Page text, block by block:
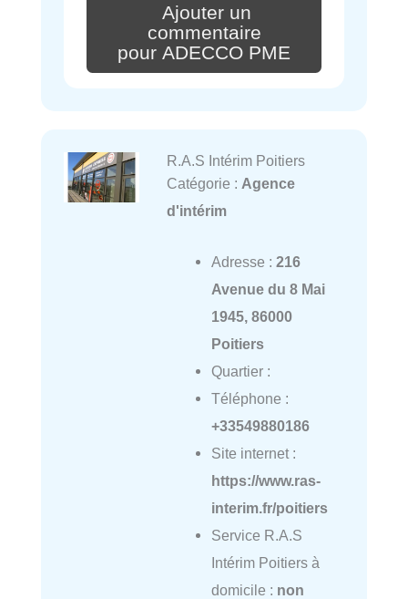
Ajouter un
commentaire
pour ADECCO PME
R.A.S Intérim Poitiers
Catégorie : Agence
d'intérim
Adresse : 216
Avenue du 8 Mai
1945, 86000
Poitiers
Quartier :
Téléphone :
+33549880186
Site internet :
https://www.ras-
interim.fr/poitiers
Service R.A.S
Intérim Poitiers à
domicile : non